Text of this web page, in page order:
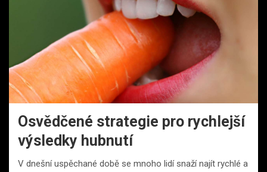
Osvědčené strategie pro rychlejší
výsledky hubnutí
V dnešní uspěchané době se mnoho lidí snaží najít rychlé a